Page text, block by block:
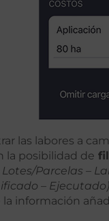
las labores a
la posibilidad de
Parcelas –
– Ejecutado)
la información